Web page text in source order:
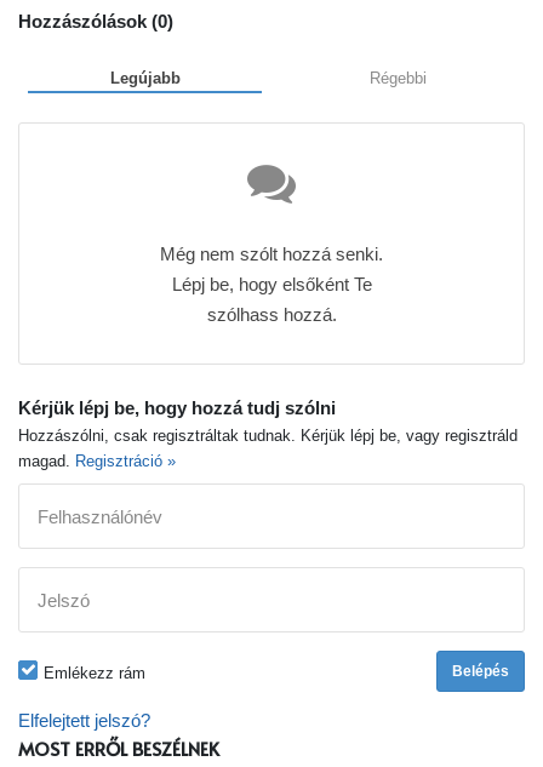
Hozzászólások (0)
Legújabb Régebbi
Még nem szólt hozzá senki.
Lépj be, hogy elsőként Te
szólhass hozzá.
Kérjük lépj be, hogy hozzá tudj szólni
Hozzászólni, csak regisztráltak tudnak. Kérjük lépj be, vagy regisztráld
magad. Regisztráció »
Felhasználónév
Jelszó
Emlékezz rám
Elfelejtett jelszó?
MOST ERRŐL BESZÉLNEK